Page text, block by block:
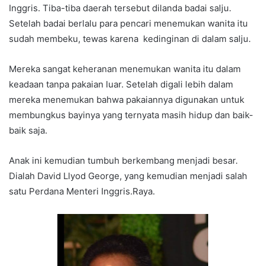
Inggris. Tiba-tiba daerah tersebut dilanda badai salju.
Setelah badai berlalu para pencari menemukan wanita itu
sudah membeku, tewas karena kedinginan di dalam salju.
Mereka sangat keheranan menemukan wanita itu dalam
keadaan tanpa pakaian luar. Setelah digali lebih dalam
mereka menemukan bahwa pakaiannya digunakan untuk
membungkus bayinya yang ternyata masih hidup dan baik-
baik saja.
Anak ini kemudian tumbuh berkembang menjadi besar.
Dialah David Llyod George, yang kemudian menjadi salah
satu Perdana Menteri Inggris.Raya.